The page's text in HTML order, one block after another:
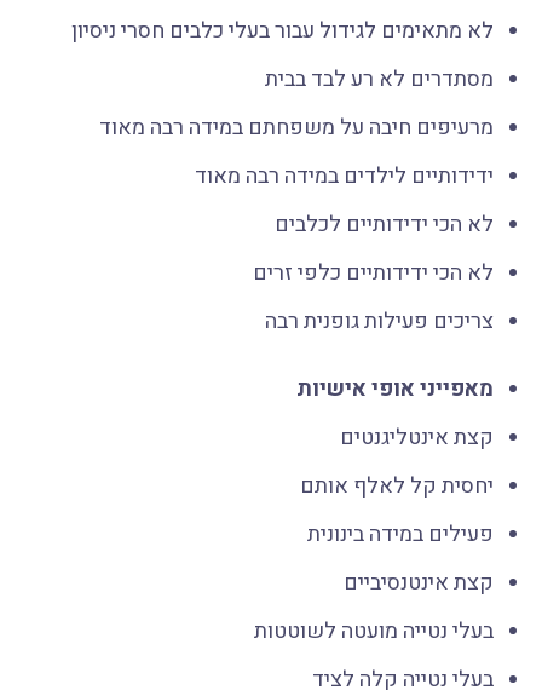
לא מתאימים לגידול עבור בעלי כלבים חסרי ניסיון
מסתדרים לא רע לבד בבית
מרעיפים חיבה על משפחתם במידה רבה מאוד
ידידותיים לילדים במידה רבה מאוד
לא הכי ידידותיים לכלבים
לא הכי ידידותיים כלפי זרים
צריכים פעילות גופנית רבה
מאפייני אופי אישיות
קצת אינטליגנטים
יחסית קל לאלף אותם
פעילים במידה בינונית
קצת אינטנסיביים
בעלי נטייה מועטה לשוטטות
בעלי נטייה קלה לציד